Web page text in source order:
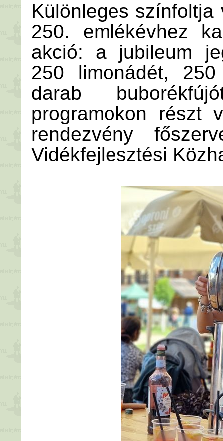
Különleges
250. emlékévhez
akció: a jubileum
250 limonádét,
darab
programokon részt
rendezvény
Vidékfejlesztési